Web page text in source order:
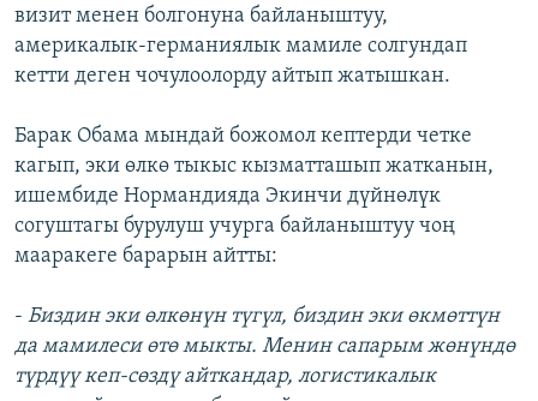
визит менен болгонуна байланыштуу,
америкалык-германиялык мамиле солгундап
кетти деген чочулоолорду айтып жатышкан.
Барак Обама мындай божомол кептерди четке
кагып, эки өлкө тыкыс кызматташып жатканын,
ишембиде Нормандияда Экинчи дүйнөлүк
согуштагы бурулуш учурга байланыштуу чоң
мааракеге барарын айтты:
- Биздин эки өлкөнүн түгүл, биздин эки өкмөттүн
да мамилеси өтө мыкты. Менин сапарым жөнүндө
түрдүү кеп-сөздү айткандар, логистикалык